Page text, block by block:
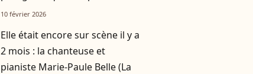
rencontrer"
10 février 2026
Elle était encore sur scène il y a
2 mois : la chanteuse et
pianiste Marie-Paule Belle (La